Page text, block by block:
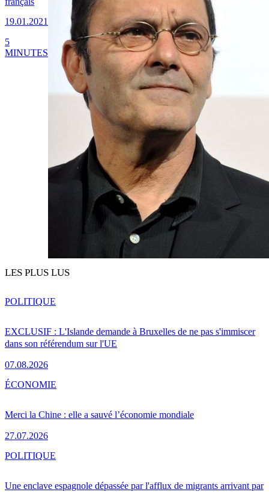
19.01.2021
5
MINUTES
LES PLUS LUS
EXCLUSIF : L'Islande demande à Bruxelles de ne pas s'immiscer
dans son référendum sur l'UE
07.08.2026
POLITIQUE
Merci la Chine : elle a sauvé l’économie mondiale
27.07.2026
ÉCONOMIE
Une enclave espagnole dépassée par l'afflux de migrants arrivant par
POLITIQUE